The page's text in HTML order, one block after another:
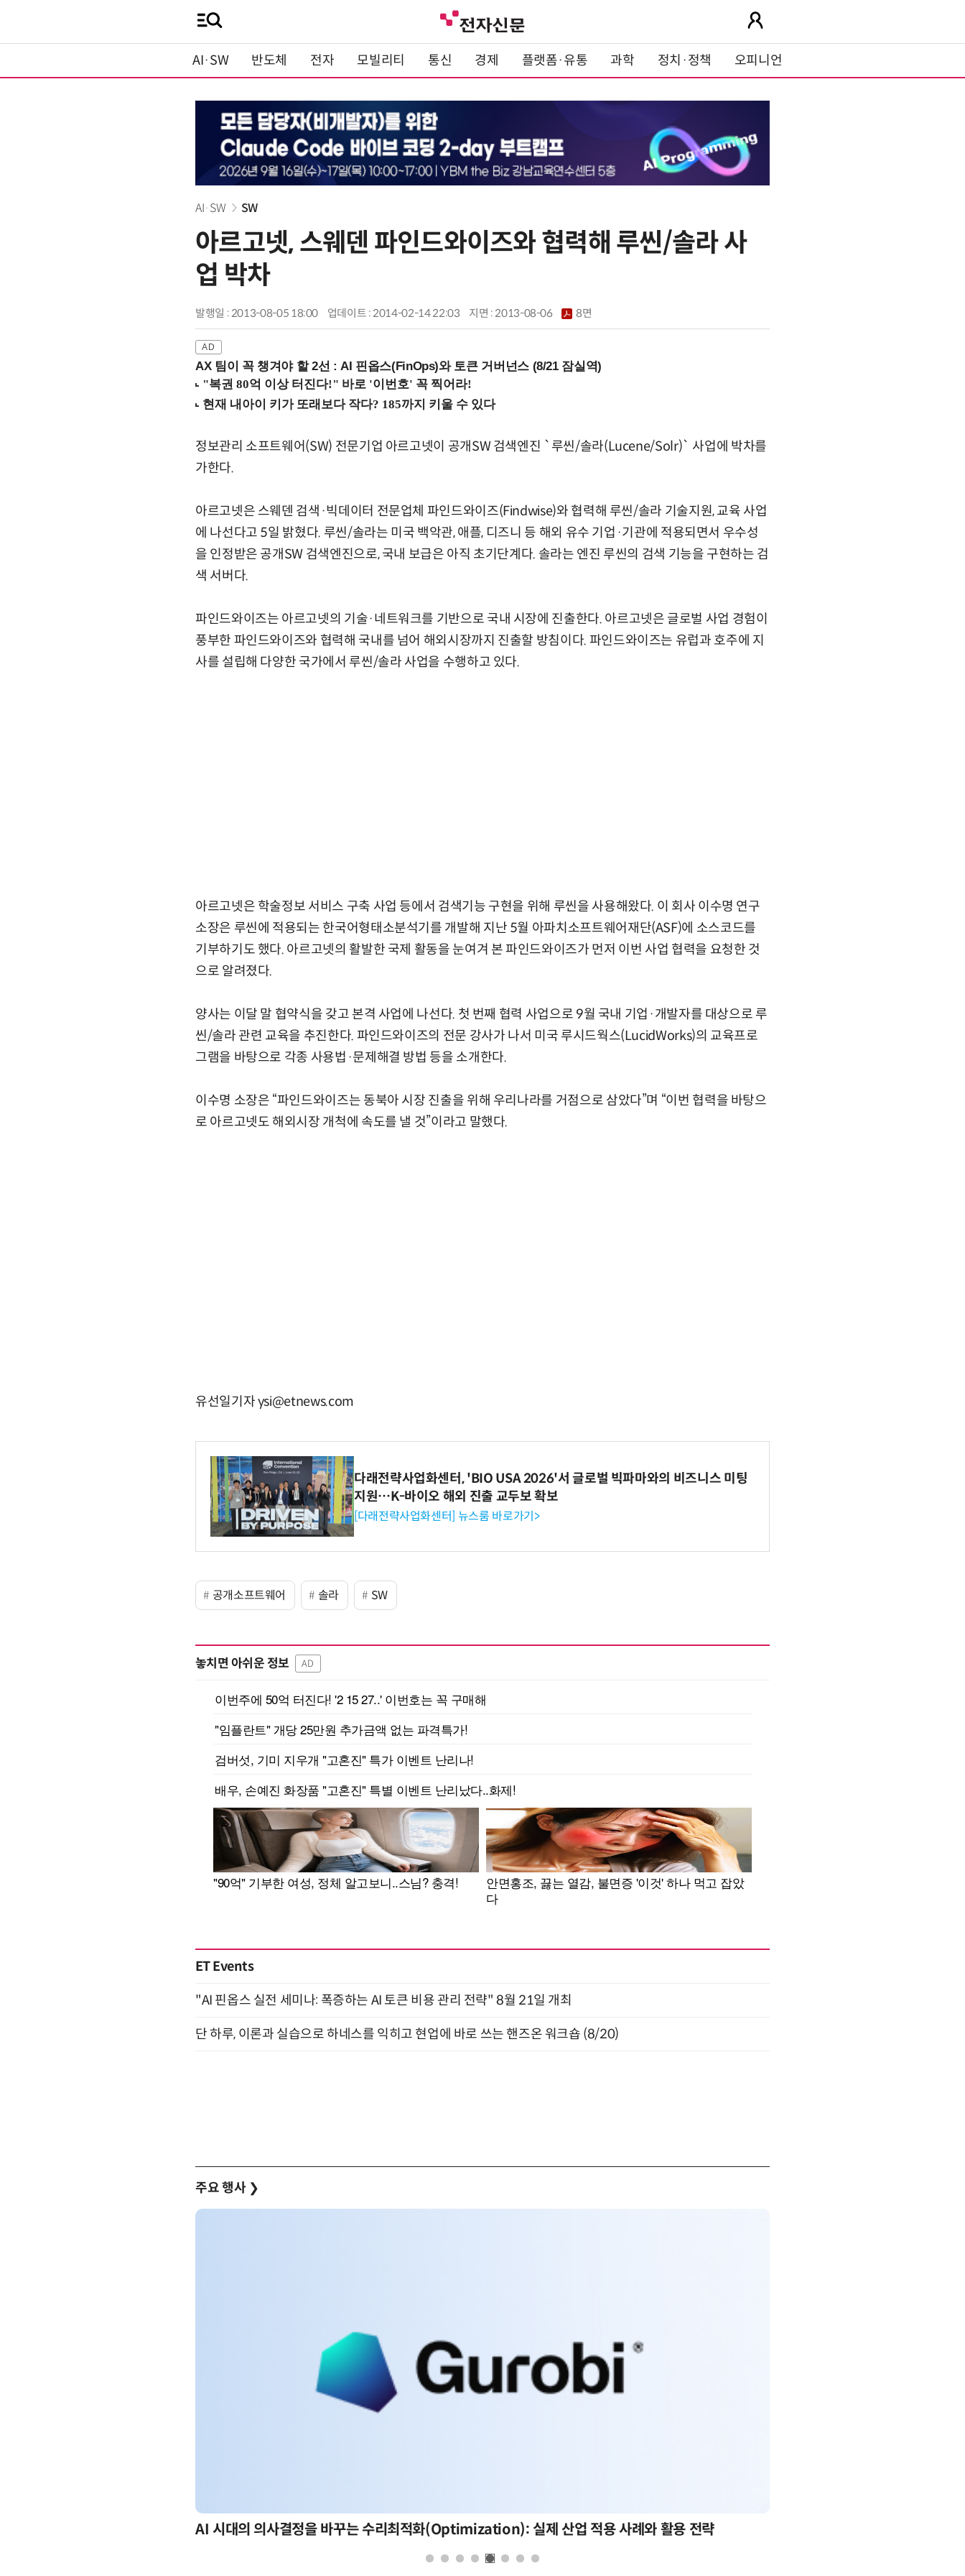
AI·SW 반도체 전자 모빌리티 통신 경제 플랫폼·유통 과학 정치·정책 오피니언
AI·SW SW
아르고넷, 스웨덴 파인드와이즈와 협력해 루씬/솔라 사
업 박차
발행일 : 2013-08-05 18:00 업데이트 : 2014-02-14 22:03 지면 :2013-08-06 8면
AX 팀이 꼭 챙겨야 할 2선 : AI 핀옵스(FinOps)와 토큰 거버넌스 (8/21 잠실역)
정보관리 소프트웨어(SW) 전문기업 아르고넷이 공개SW 검색엔진 `루씬/솔라(Lucene/Solr)` 사업에 박차를
가한다.
아르고넷은 스웨덴 검색·빅데이터 전문업체 파인드와이즈(Findwise)와 협력해 루씬/솔라 기술지원, 교육 사업
에 나선다고 5일 밝혔다. 루씬/솔라는 미국 백악관, 애플, 디즈니 등 해외 유수 기업·기관에 적용되면서 우수성
을 인정받은 공개SW 검색엔진으로, 국내 보급은 아직 초기단계다. 솔라는 엔진 루씬의 검색 기능을 구현하는 검
색 서버다.
파인드와이즈는 아르고넷의 기술·네트워크를 기반으로 국내 시장에 진출한다. 아르고넷은 글로벌 사업 경험이
풍부한 파인드와이즈와 협력해 국내를 넘어 해외시장까지 진출할 방침이다. 파인드와이즈는 유럽과 호주에 지
사를 설립해 다양한 국가에서 루씬/솔라 사업을 수행하고 있다.
아르고넷은 학술정보 서비스 구축 사업 등에서 검색기능 구현을 위해 루씬을 사용해왔다. 이 회사 이수명 연구
소장은 루씬에 적용되는 한국어형태소분석기를 개발해 지난 5월 아파치소프트웨어재단(ASF)에 소스코드를
기부하기도 했다. 아르고넷의 활발한 국제 활동을 눈여겨 본 파인드와이즈가 먼저 이번 사업 협력을 요청한 것
으로 알려졌다.
양사는 이달 말 협약식을 갖고 본격 사업에 나선다. 첫 번째 협력 사업으로 9월 국내 기업·개발자를 대상으로 루
씬/솔라 관련 교육을 추진한다. 파인드와이즈의 전문 강사가 나서 미국 루시드웍스(LucidWorks)의 교육프로
그램을 바탕으로 각종 사용법·문제해결 방법 등을 소개한다.
이수명 소장은 “파인드와이즈는 동북아 시장 진출을 위해 우리나라를 거점으로 삼았다”며 “이번 협력을 바탕으
로 아르고넷도 해외시장 개척에 속도를 낼 것”이라고 말했다.
유선일기자 ysi@etnews.com
다래전략사업화센터, 'BIO USA 2026'서 글로벌 빅파마와의 비즈니스 미팅
지원…K-바이오 해외 진출 교두보 확보
[다래전략사업화센터] 뉴스룸 바로가기>
공개소프트웨어 솔라 SW
놓치면 아쉬운 정보 AD
ET Events
"AI 핀옵스 실전 세미나: 폭증하는 AI 토큰 비용 관리 전략" 8월 21일 개최
단 하루, 이론과 실습으로 하네스를 익히고 현업에 바로 쓰는 핸즈온 워크숍 (8/20)
주요 행사 ❯
AI 시대의 의사결정을 바꾸는 수리최적화(Optimization): 실제 산업 적용 사례와 활용 전략